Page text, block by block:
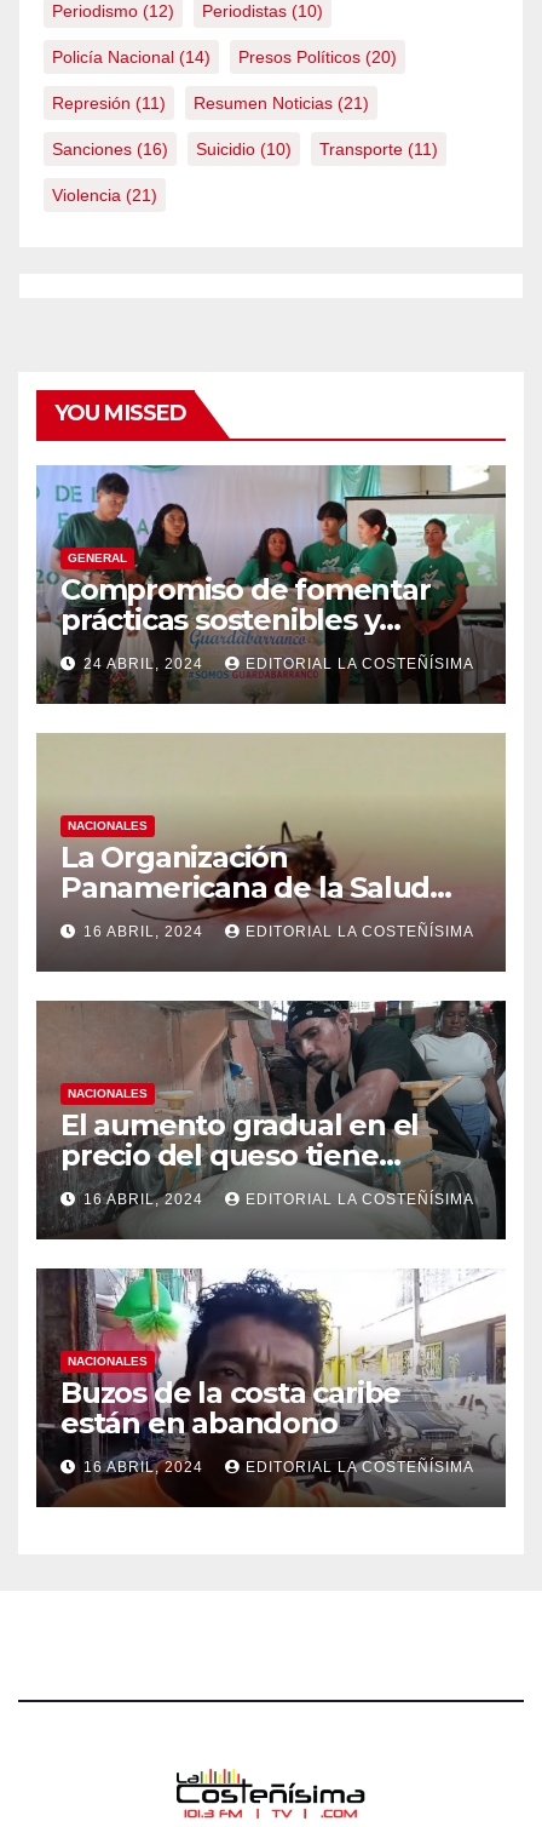
Periodismo (12) Periodistas (10)
Policía Nacional (14) Presos Políticos (20)
Represión (11) Resumen Noticias (21)
Sanciones (16) Suicidio (10) Transporte (11)
Violencia (21)
YOU MISSED
GENERAL
Compromiso de fomentar
prácticas sostenibles y
conciencia ecológica en las
instituciones educativas
24 ABRIL, 2024 EDITORIAL LA COSTEÑÍSIMA
NACIONALES
La Organización
Panamericana de la Salud
(OPS), recomienda reforzar
medidas ante el aumento de
casos de dengue
16 ABRIL, 2024 EDITORIAL LA COSTEÑÍSIMA
NACIONALES
El aumento gradual en el
precio del queso tiene
efectos a las Panaderias
16 ABRIL, 2024 EDITORIAL LA COSTEÑÍSIMA
NACIONALES
Buzos de la costa caribe
están en abandono
16 ABRIL, 2024 EDITORIAL LA COSTEÑÍSIMA